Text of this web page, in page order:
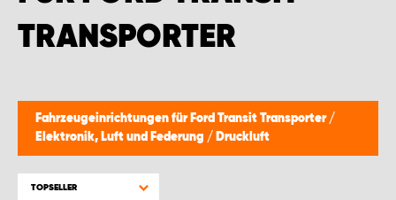
TRANSPORTER
Fahrzeugeinrichtungen für Ford Transit Transporter /
Elektronik, Luft und Federung / Druckluft
TOPSELLER
WORK SYSTEM BRÜSSEL
WORK SYSTEM NAMEN
WORK SYSTEM WORK SYSTEM BRÜGGE